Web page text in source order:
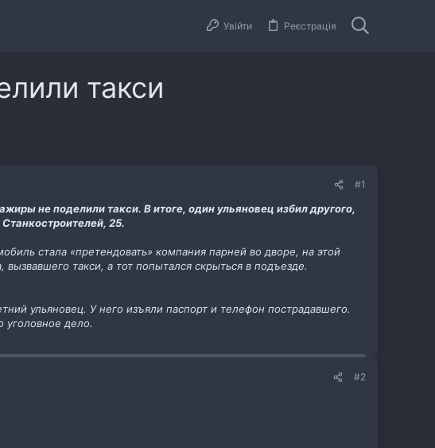
Увійти Реєстрація
такси
#1
не поделили такси. В итоге, один ульяновец избил другого,
25.
стала «претендовать» компания парней во дворе, на этой
такси, а тот попытался скрыться в подъезде.
ульяновец. У него изъяли паспорт и телефон пострадавшего.
уголовное дело.
#2